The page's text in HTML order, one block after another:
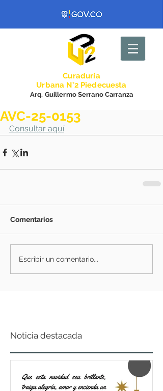
Curaduría
Urbana N°2 Piedecuesta
Arq. Guillermo Serrano Carranza
AVC-25-0153
Consultar aquí
Comentarios
Escribir un comentario...
Noticia destacada